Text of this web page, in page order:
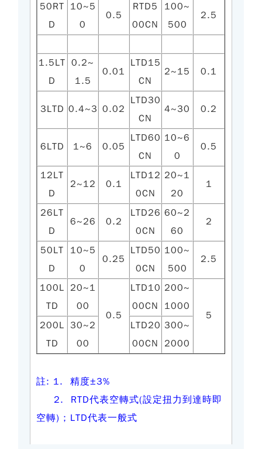
50RT
D
10~5
0
0.5
RTD5
00CN
100~
500
2.5
1.5LT
D
0.2~
1.5
0.01
LTD15
CN
2~15 0.1
3LTD 0.4~3 0.02
LTD30
CN
4~30 0.2
6LTD 1~6 0.05
LTD60
CN
10~6
0
0.5
12LT
D
2~12 0.1
LTD12
0CN
20~1
20
1
26LT
D
6~26 0.2
LTD26
0CN
60~2
60
2
50LT
D
10~5
0
0.25
LTD50
0CN
100~
500
2.5
100L
TD
20~1
00
0.5
LTD10
00CN
200~
1000
5
200L
TD
30~2
00
LTD20
00CN
300~
2000
註: 1. 精度±3%
2. RTD代表空轉式(設定扭力到達時即
空轉) ; LTD代表一般式